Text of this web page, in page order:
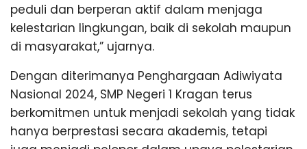
peduli dan berperan aktif dalam menjaga
kelestarian lingkungan, baik di sekolah maupun
di masyarakat,” ujarnya.
Dengan diterimanya Penghargaan Adiwiyata
Nasional 2024, SMP Negeri 1 Kragan terus
berkomitmen untuk menjadi sekolah yang tidak
hanya berprestasi secara akademis, tetapi